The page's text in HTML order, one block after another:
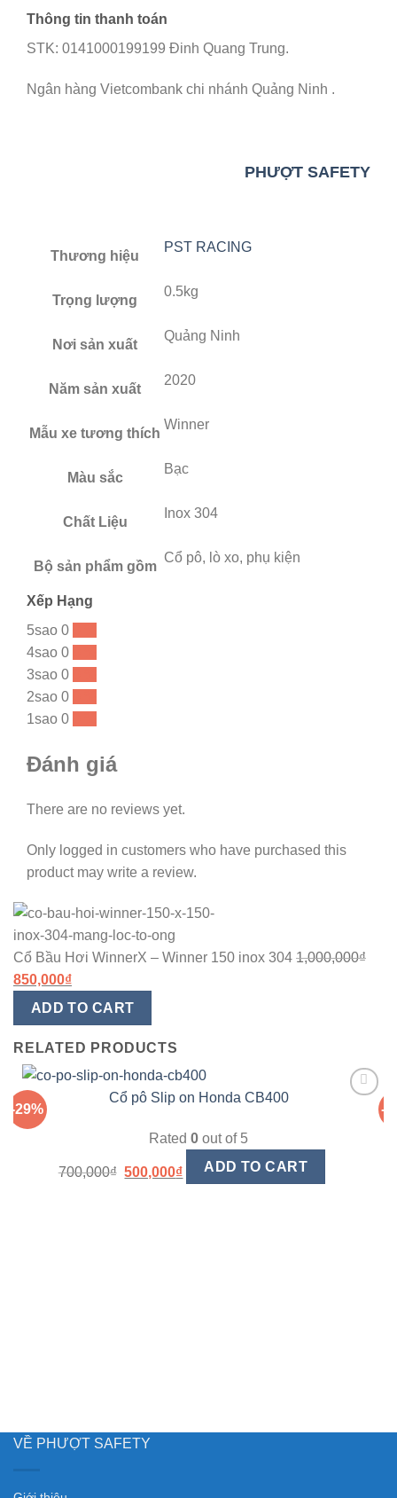
Thông tin thanh toán
STK: 0141000199199 Đinh Quang Trung.
Ngân hàng Vietcombank chi nhánh Quảng Ninh .
PHƯỢT SAFETY
Thương hiệu
PST RACING
Trọng lượng
0.5kg
Nơi sản xuất
Quảng Ninh
Năm sản xuất
2020
Mẫu xe tương thích
Winner
Màu sắc
Bạc
Chất Liệu
Inox 304
Bộ sản phẩm gồm
Cổ pô, lò xo, phụ kiện
Xếp Hạng
5sao 0
4sao 0
3sao 0
2sao 0
1sao 0
Đánh giá
There are no reviews yet.
Only logged in customers who have purchased this
product may write a review.
Cổ Bầu Hơi WinnerX – Winner 150 inox 304 1,000,000₫
850,000₫
ADD TO CART
RELATED PRODUCTS
-29%
Cổ pô Slip on Honda CB400
Rated 0 out of 5
700,000₫ 500,000₫ ADD TO CART
-
VỀ PHƯỢT SAFETY